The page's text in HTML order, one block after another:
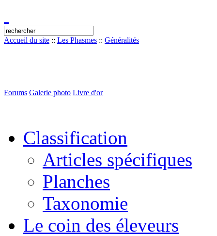
Accueil du site :: Les Phasmes :: Généralités
Forums Galerie photo Livre d'or
Classification
Articles spécifiques
Planches
Taxonomie
Le coin des éleveurs